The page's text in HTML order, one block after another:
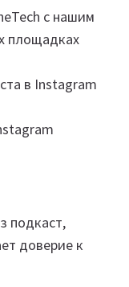
с нашим
площадках
в Instagram
подкаст,
доверие к